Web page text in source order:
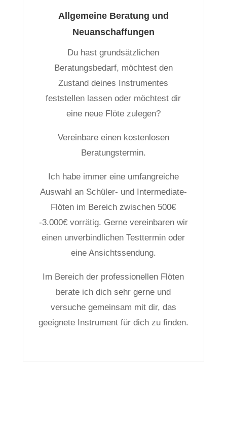
Allgemeine Beratung und
Neuanschaffungen
Du hast grundsätzlichen
Beratungsbedarf, möchtest den
Zustand deines Instrumentes
feststellen lassen oder möchtest dir
eine neue Flöte zulegen?
Vereinbare einen kostenlosen
Beratungstermin.
Ich habe immer eine umfangreiche
Auswahl an Schüler- und Intermediate-
Flöten im Bereich zwischen 500€
-3.000€ vorrätig. Gerne vereinbaren wir
einen unverbindlichen Testtermin oder
eine Ansichtssendung.
Im Bereich der professionellen Flöten
berate ich dich sehr gerne und
versuche gemeinsam mit dir, das
geeignete Instrument für dich zu finden.